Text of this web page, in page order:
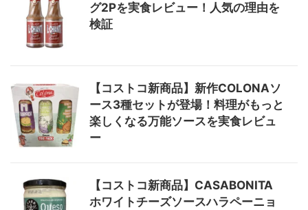
グ2Pを実食レビュー！人気の理由を
検証
【コストコ新商品】新作COLONAソ
ース3種セットが登場！料理がもっと
楽しくなる万能ソースを実食レビュ
ー
【コストコ新商品】CASABONITA
ホワイトチーズソースハラペーニョ